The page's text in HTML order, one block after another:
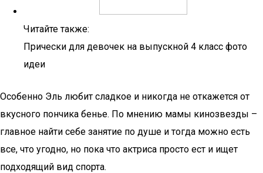
Читайте также:
Прически для девочек на выпускной 4 класс фото
идеи
Особенно Эль любит сладкое и никогда не откажется от
вкусного пончика бенье. По мнению мамы кинозвезды –
главное найти себе занятие по душе и тогда можно есть
все, что угодно, но пока что актриса просто ест и ищет
подходящий вид спорта.